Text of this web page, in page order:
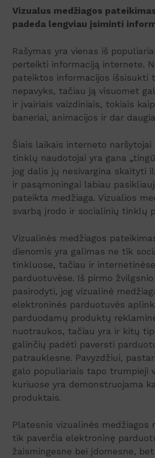
Vizualus medžiagos
padeda lengviau įsiminti
Rašymas yra vienas iš
perteikti informaciją internete.
pateiktos informacijos išsisukti
nepavyks, tačiau ją visuomet
ir įvairiais vaizdiniais, tokiais
baneriai, animacijos ir dar
Šiais laikais interneto naršytojai
tinklų naudotojai yra gana
jog dalis jų nesivargina skaityti
ir pasąmoningai labiau
pateikta medžiaga. Vizualios
svarbą įrodo ir socialinių tinklų
Vizualinės medžiagos
dienomis yra galimas ne tik
tinkluose, tačiau ir internetinėse
parduotuvėse. Iš pirmo
pasirodyti, jog vizualinė
elektroninės parduotuvės
parduodamų produktų
nuotraukos, tačiau yra ir kitų
galinčių padėti paversti
patrauklesne. Pavyzdžiui,
galo populiariais tapo trumpieji
kuriuose yra demonstruojama
produktais.
Platesnis vizualinės medžiagos
tik paverčia elektroninę
žaismingesne bei įdomesne,